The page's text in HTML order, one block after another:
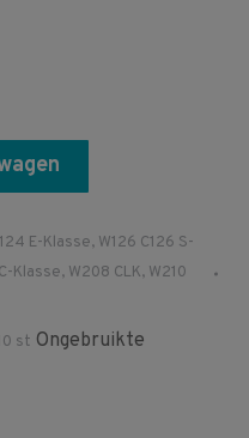
E-Klasse, W126 C126 S-
Klasse, W208 CLK, W210
st Ongebruikte